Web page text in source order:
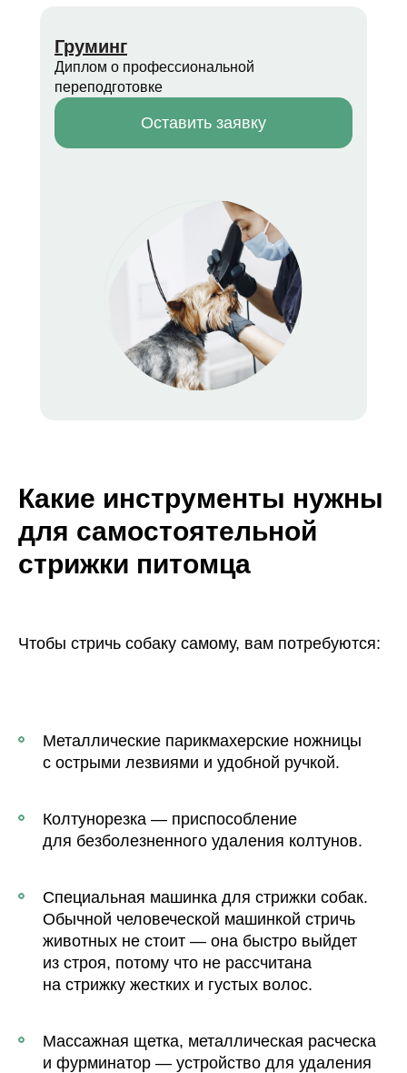
Груминг
Диплом о профессиональной
переподготовке
Оставить заявку
Какие инструменты нужны
для самостоятельной
стрижки питомца
Чтобы стричь собаку самому, вам потребуются:
Металлические парикмахерские ножницы
с острыми лезвиями и удобной ручкой.
Колтунорезка — приспособление
для безболезненного удаления колтунов.
Специальная машинка для стрижки собак.
Обычной человеческой машинкой стричь
животных не стоит — она быстро выйдет
из строя, потому что не рассчитана
на стрижку жестких и густых волос.
Массажная щетка, металлическая расческа
и фурминатор — устройство для удаления